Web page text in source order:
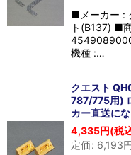
■メーカー :
ト(B137) ■
機種 :…
クエスト
787/775用)
カー直送にな
4,335円(税
定価: 6,193